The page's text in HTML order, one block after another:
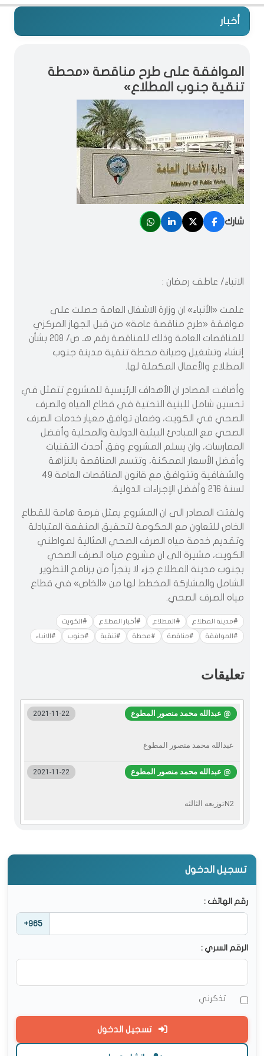
أخبار
الموافقة على طرح مناقصة «محطة
تنقية جنوب المطلاع»
شارك
الانباء/ عاطف رمضان :
علمت «الأنباء» ان وزارة الاشغال العامة حصلت على
موافقة «طرح مناقصة عامة» من قبل الجهاز المركزي
للمناقصات العامة وذلك للمناقصة رقم هـ ص/ 208 بشأن
إنشاء وتشغيل وصيانة محطة تنقية مدينة جنوب
المطلاع والأعمال المكملة لها.
وأضافت المصادر ان الأهداف الرئيسية للمشروع تتمثل في
تحسين شامل للبنية التحتية في قطاع المياه والصرف
الصحي في الكويت، وضمان توافق معيار خدمات الصرف
الصحي مع المبادئ البيئية الدولية والمحلية وأفضل
الممارسات، وان يسلم المشروع وفق أحدث التقنيات
وأفضل الأسعار الممكنة، وتتسم المناقصة بالنزاهة
والشفافية وتتوافق مع قانون المناقصات العامة 49
لسنة 216 وأفضل الإجراءات الدولية.
ولفتت المصادر الى ان المشروع يمثل فرصة هامة للقطاع
الخاص للتعاون مع الحكومة لتحقيق المنفعة المتبادلة
وتقديم خدمة مياه الصرف الصحي المثالية لمواطني
الكويت، مشيرة الى ان مشروع مياه الصرف الصحي
بجنوب مدينة المطلاع جزء لا يتجزأ من برنامج التطوير
الشامل والمشاركة المخطط لها من «الخاص» في قطاع
مياه الصرف الصحي.
#مدينة المطلاع #المطلاع #أخبار المطلاع #الكويت
#الموافقة #مناقصة #محطة #تنقية #جنوب #الانباء
تعليقات
@ عبدالله محمد منصور المطوع 2021-11-22
عبدالله محمد منصور المطوع
@ عبدالله محمد منصور المطوع 2021-11-22
N2توزيعه الثالثه
تسجيل الدخول
رقم الهاتف :
+965
الرقم السري :
تذكرني
تسجيل الدخول